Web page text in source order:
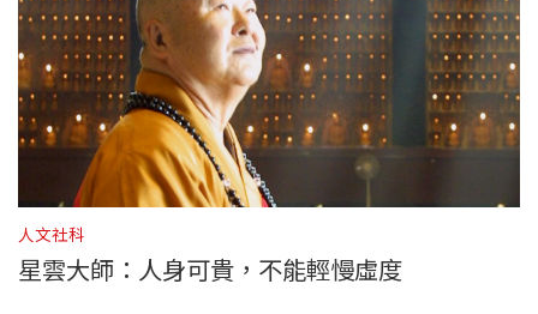
人文社科
星雲大師：人身可貴，不能輕慢虛度